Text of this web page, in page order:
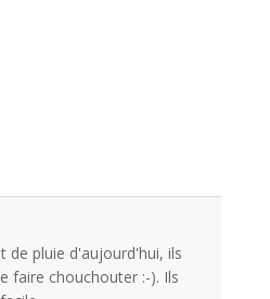
de pluie d'aujourd'hui, ils
faire chouchouter :-). Ils